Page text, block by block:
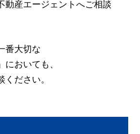
動産エージェントへご相談
番大切な
においても、
ください。